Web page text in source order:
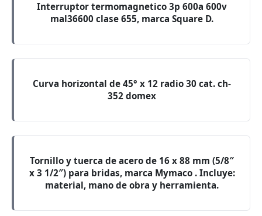
Interruptor termomagnetico 3p 600a 600v
mal36600 clase 655, marca Square D.
Curva horizontal de 45° x 12 radio 30 cat. ch-
352 domex
Tornillo y tuerca de acero de 16 x 88 mm (5/8″
x 3 1/2″) para bridas, marca Mymaco . Incluye:
material, mano de obra y herramienta.